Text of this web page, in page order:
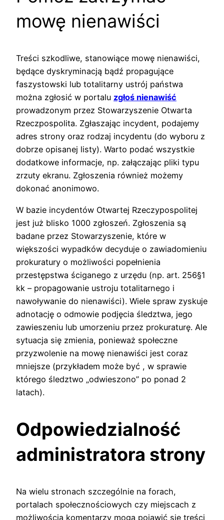
mowę nienawiści
Treści szkodliwe, stanowiące mowę nienawiści,
będące dyskryminacją bądź propagujące
faszystowski lub totalitarny ustrój państwa
można zgłosić w portalu zgłoś nienawiść
prowadzonym przez Stowarzyszenie Otwarta
Rzeczpospolita. Zgłaszając incydent, podajemy
adres strony oraz rodzaj incydentu (do wyboru z
dobrze opisanej listy). Warto podać wszystkie
dodatkowe informacje, np. załączając pliki typu
zrzuty ekranu. Zgłoszenia również możemy
dokonać anonimowo.
W bazie incydentów Otwartej Rzeczypospolitej
jest już blisko 1000 zgłoszeń. Zgłoszenia są
badane przez Stowarzyszenie, które w
większości wypadków decyduje o zawiadomieniu
prokuratury o możliwości popełnienia
przestępstwa ściganego z urzędu (np. art. 256§1
kk – propagowanie ustroju totalitarnego i
nawoływanie do nienawiści). Wiele spraw zyskuje
adnotację o odmowie podjęcia śledztwa, jego
zawieszeniu lub umorzeniu przez prokuraturę. Ale
sytuacja się zmienia, ponieważ społeczne
przyzwolenie na mowę nienawiści jest coraz
mniejsze (przykładem może być , w sprawie
którego śledztwo „odwieszono” po ponad 2
latach).
Odpowiedzialność
administratora strony
Na wielu stronach szczególnie na forach,
portalach społecznościowych czy miejscach z
możliwością komentarzy mogą pojawić się treści